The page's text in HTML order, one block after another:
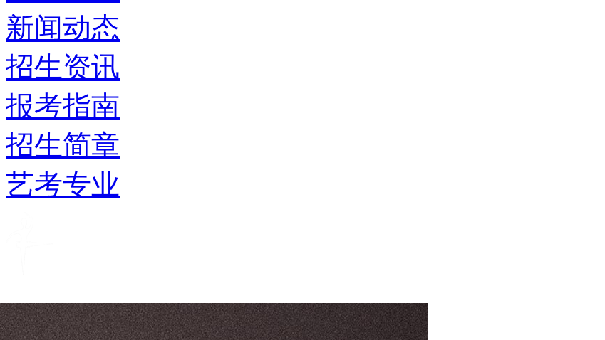
新闻动态
招生资讯
报考指南
招生简章
艺考专业